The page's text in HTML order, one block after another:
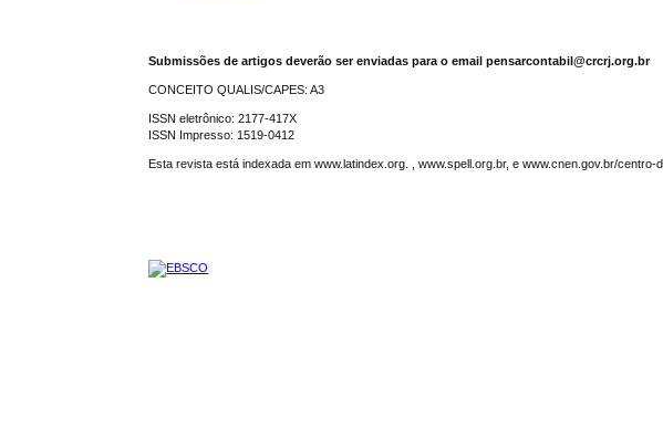
Submissões de artigos deverão ser enviadas para o email pensarcontabil@crcrj.org.br
CONCEITO QUALIS/CAPES: A3
ISSN eletrônico: 2177-417X
ISSN Impresso: 1519-0412
Esta revista está indexada em www.latindex.org. , www.spell.org.br, e www.cnen.gov.br/